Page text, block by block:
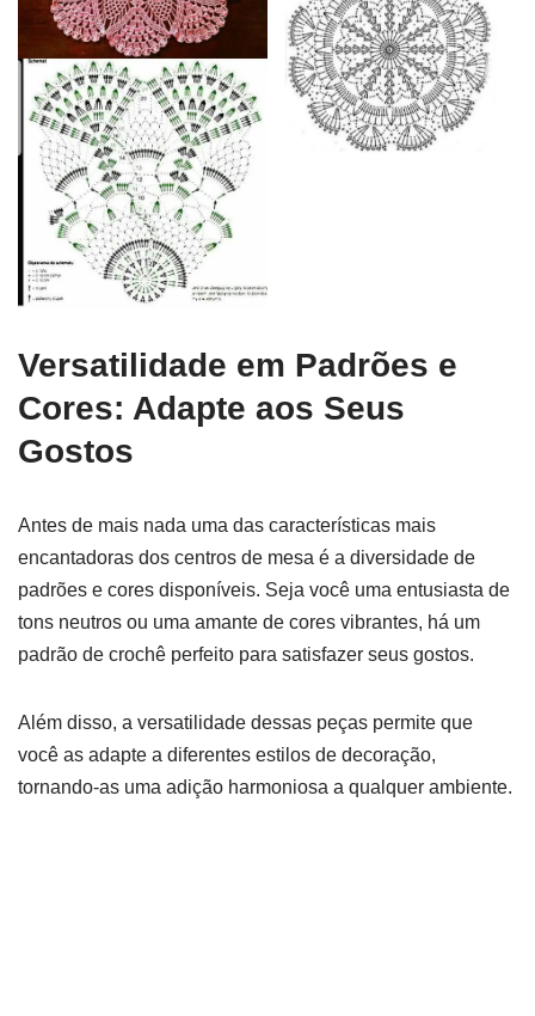
Versatilidade em Padrões e
Cores: Adapte aos Seus
Gostos
Antes de mais nada uma das características mais
encantadoras dos centros de mesa é a diversidade de
padrões e cores disponíveis. Seja você uma entusiasta de
tons neutros ou uma amante de cores vibrantes, há um
padrão de crochê perfeito para satisfazer seus gostos.
Além disso, a versatilidade dessas peças permite que
você as adapte a diferentes estilos de decoração,
tornando-as uma adição harmoniosa a qualquer ambiente.